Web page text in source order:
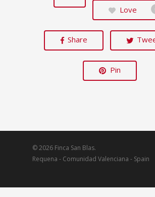
Love
Share
Pin
© 2026 Finca San Blas.
Requena - Comunidad Valenciana - Spain